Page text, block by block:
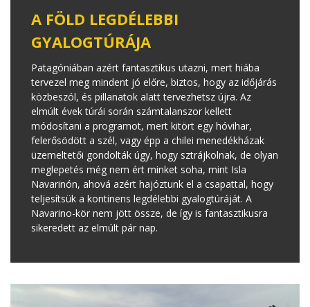
A FÖLD LEGDÉLEBBI
GYALOGTÚRÁJA
Patagóniában azért fantasztikus utazni, mert hiába
tervezel meg mindent jó előre, biztos, hogy az időjárás
közbeszól, és pillanatok alatt tervezhetsz újra. Az
elmúlt évek túrái során számtalanszor kellett
módosítani a programot, mert kitört egy hóvihar,
felerősödött a szél, vagy épp a chilei menedékházak
üzemeltetői gondolták úgy, hogy sztrájkolnak, de olyan
meglepetés még nem ért minket soha, mint Isla
Navarinón, ahová azért hajóztunk el a csapattal, hogy
teljesítsük a kontinens legdélebbi gyalogtúráját. A
Navarino-kör nem jött össze, de így is fantasztikusra
sikeredett az elmúlt pár nap.